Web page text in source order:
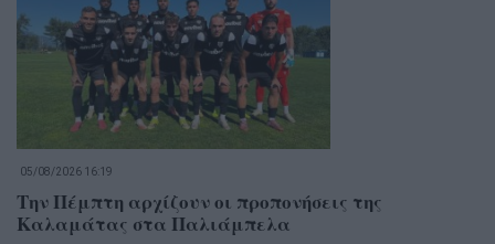
05/08/2026 16:19
Την Πέμπτη αρχίζουν οι προπονήσεις της
Καλαμάτας στα Παλιάμπελα